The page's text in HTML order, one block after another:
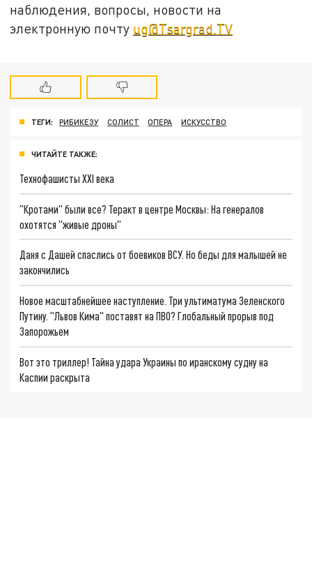
наблюдения, вопросы, новости на
электронную почту ug@Tsargrad.TV
ТЕГИ: РИБИКЕЗУ СОЛИСТ ОПЕРА ИСКУССТВО
ЧИТАЙТЕ ТАКЖЕ:
Технофашисты XXI века
"Кротами" были все? Теракт в центре Москвы: На генералов
охотятся "живые дроны"
Даня с Дашей спаслись от боевиков ВСУ. Но беды для малышей не
закончились
Новое масштабнейшее наступление. Три ультиматума Зеленского
Путину. "Львов Кима" поставят на ПВО? Глобальный прорыв под
Запорожьем
Вот это триллер! Тайна удара Украины по иранскому судну на
Каспии раскрыта